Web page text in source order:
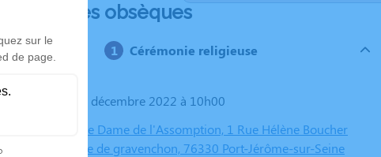
Déroulé des obsèques
Cérémonie religieuse
Le jeudi 15 décembre 2022 à 10h00
Église Notre Dame de l'Assomption, 1 Rue Hélène Boucher
Notre dame de gravenchon, 76330 Port-Jérôme-sur-Seine